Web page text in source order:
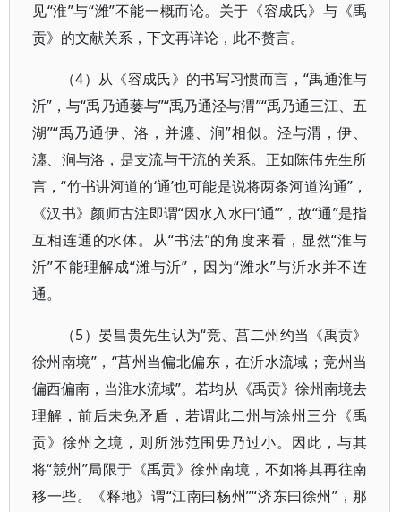
见“淮”与“潍”不能一概而论。关于《容成氏》与《禹
贡》的文献关系，下文再详论，此不赘言。
（4）从《容成氏》的书写习惯而言，“禹通淮与
沂”，与“禹乃通蒌与”“禹乃通泾与渭”“禹乃通三江、五
湖”“禹乃通伊、洛，并瀍、涧”相似。泾与渭，伊、
瀍、涧与洛，是支流与干流的关系。正如陈伟先生所
言，“竹书讲河道的‘通’也可能是说将两条河道沟通”，
《汉书》颜师古注即谓“因水入水曰‘通’”，故“通”是指
互相连通的水体。从“书法”的角度来看，显然“淮与
沂”不能理解成“潍与沂”，因为“潍水”与沂水并不连
通。
（5）晏昌贵先生认为“竞、莒二州约当《禹贡》
徐州南境”，“莒州当偏北偏东，在沂水流域；竞州当
偏西偏南，当淮水流域”。若均从《禹贡》徐州南境去
理解，前后未免矛盾，若谓此二州与涂州三分《禹
贡》徐州之境，则所涉范围毋乃过小。因此，与其
将“競州”局限于《禹贡》徐州南境，不如将其再往南
移一些。《释地》谓“江南曰杨州”“济东曰徐州”，那